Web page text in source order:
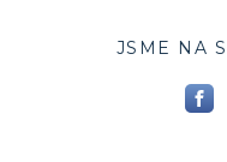
JSME NA